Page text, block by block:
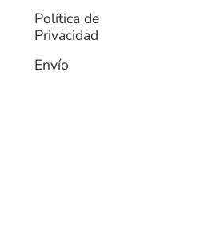
Política de
Privacidad
Envío